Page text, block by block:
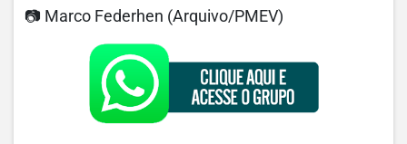
📷 Marco Federhen (Arquivo/PMEV)